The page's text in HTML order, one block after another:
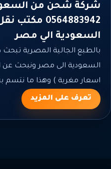
شركة شحن من
0564883942
السعودية الي مصر
بالطبع الجالية المصرية
السعودية الى مصر ونبحث عن
اسعار مغرية ) وهذا ما نتسم
تعرف على المزيد